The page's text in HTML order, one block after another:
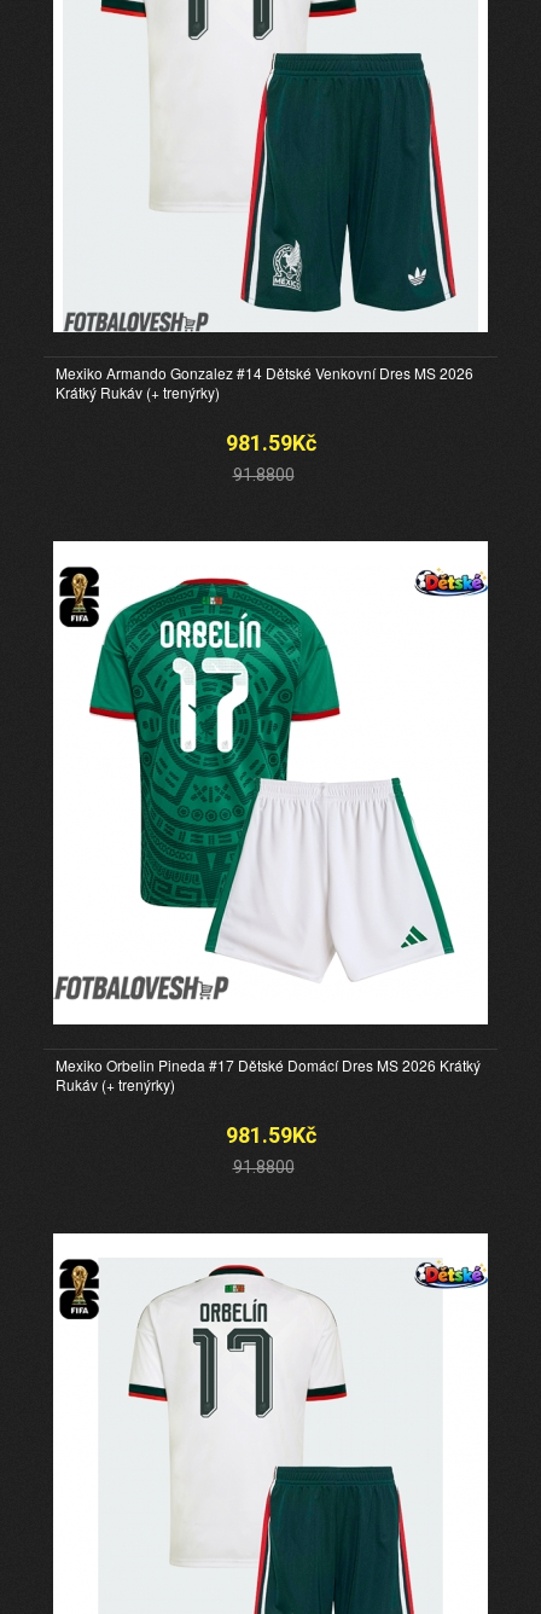
Mexiko Armando Gonzalez #14 Dětské Venkovní Dres MS 2026
Krátký Rukáv (+ trenýrky)
981.59Kč
91.8800
Mexiko Orbelin Pineda #17 Dětské Domácí Dres MS 2026 Krátký
Rukáv (+ trenýrky)
981.59Kč
91.8800